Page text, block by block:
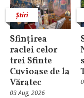
Știri
Sfințirea
raclei celor
trei Sfinte
Cuvioase de la
Văratec
03 Aug, 2026